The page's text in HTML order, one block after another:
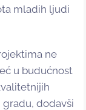
mladih ljudi
ne
u budućnost
gradu, dodavši